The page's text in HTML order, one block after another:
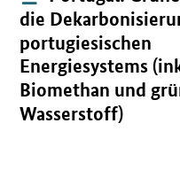
die
portugiesischen
Energiesystems
Biomethan und
Wasserstoff)